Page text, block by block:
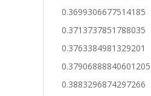
0.3699306677514185
0.3713737851788035
0.3763384981329201
0.37906888840601205
0.3883296874297266